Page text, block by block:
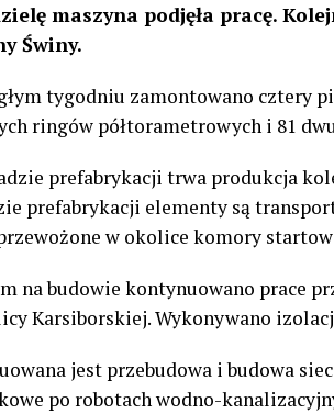
maszyna podjęła pracę.
Świny.
tygodniu zamontowano cztery
ringów półtorametrowych i 81
prefabrykacji trwa produkcja
prefabrykacji elementy są
w okolice komory
na budowie kontynuowano prace
Karsiborskiej. Wykonywano
jest przebudowa i budowa
po robotach wodno-